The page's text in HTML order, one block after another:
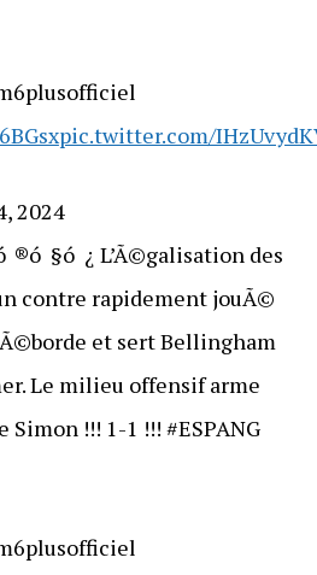
pic.twitter.com/
2024
®ó §ó ¿ L’Ã©galisation des
contre rapidement jouÃ©
et sert Bellingham
Le milieu offensif arme
!!! 1-1 !!! #ESPANG